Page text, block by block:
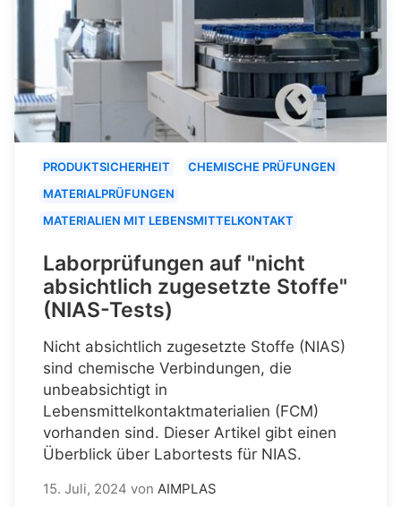
PRODUKTSICHERHEIT
CHEMISCHE PRÜFUNGEN
MATERIALPRÜFUNGEN
MATERIALIEN MIT LEBENSMITTELKONTAKT
Laborprüfungen auf "nicht
absichtlich zugesetzte Stoffe"
(NIAS-Tests)
Nicht absichtlich zugesetzte Stoffe (NIAS)
sind chemische Verbindungen, die
unbeabsichtigt in
Lebensmittelkontaktmaterialien (FCM)
vorhanden sind. Dieser Artikel gibt einen
Überblick über Labortests für NIAS.
15. Juli, 2024 von AIMPLAS